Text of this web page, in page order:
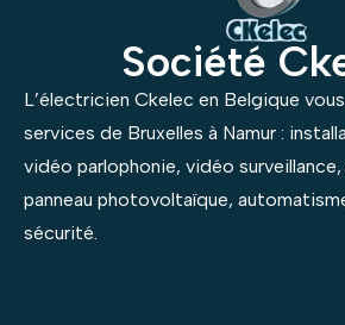
Société
L’électricien Ckelec en Belgique
services de Bruxelles à Namur :
vidéo parlophonie, vidéo
panneau photovoltaïque,
sécurité.